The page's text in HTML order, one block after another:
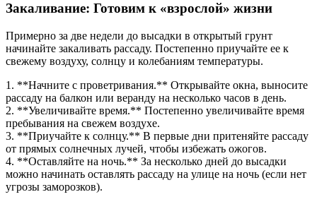
Закаливание: Готовим к «взрослой» жизни
Примерно за две недели до высадки в открытый грунт
начинайте закаливать рассаду. Постепенно приучайте ее к
свежему воздуху, солнцу и колебаниям температуры.
1. **Начните с проветривания.** Открывайте окна, выносите
рассаду на балкон или веранду на несколько часов в день.
2. **Увеличивайте время.** Постепенно увеличивайте время
пребывания на свежем воздухе.
3. **Приучайте к солнцу.** В первые дни притеняйте рассаду
от прямых солнечных лучей, чтобы избежать ожогов.
4. **Оставляйте на ночь.** За несколько дней до высадки
можно начинать оставлять рассаду на улице на ночь (если нет
угрозы заморозков).